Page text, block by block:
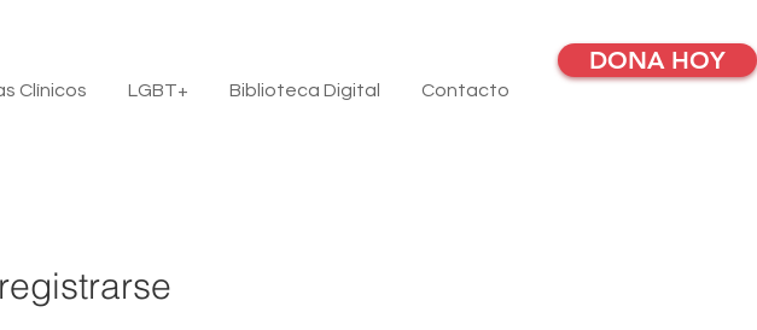
Clínicos LGBT+ Biblioteca Digital Contacto
DONA HOY